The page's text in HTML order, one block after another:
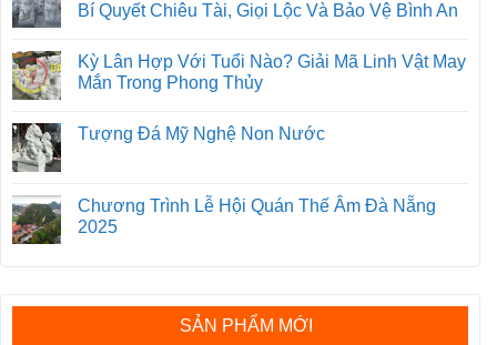
Bí Quyết Chiêu Tài, Giọi Lộc Và Bảo Vệ Bình An
Kỳ Lân Hợp Với Tuổi Nào? Giải Mã Linh Vật May
Mắn Trong Phong Thủy
Tượng Đá Mỹ Nghệ Non Nước
Chương Trình Lễ Hội Quán Thế Âm Đà Nẵng
2025
SẢN PHẨM MỚI